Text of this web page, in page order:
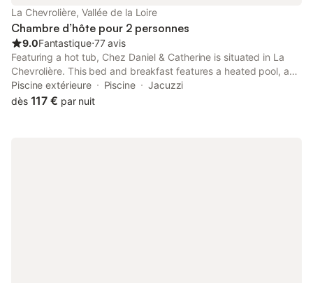
La Chevrolière, Vallée de la Loire
Chambre d’hôte pour 2 personnes
9.0Fantastique⋅77 avis
Featuring a hot tub, Chez Daniel & Catherine is situated in La
Chevrolière. This bed and breakfast features a heated pool, a
garden, barbecue facilities, free WiFi and free private parking.
Piscine extérieure Piscine
Jacuzzi
dès 117 € par nuit